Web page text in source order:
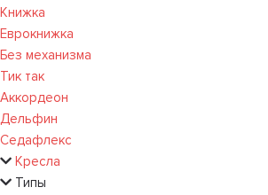
Книжка
Еврокнижка
Без механизма
Тик так
Аккордеон
Дельфин
Седафлекс
Кресла
Типы